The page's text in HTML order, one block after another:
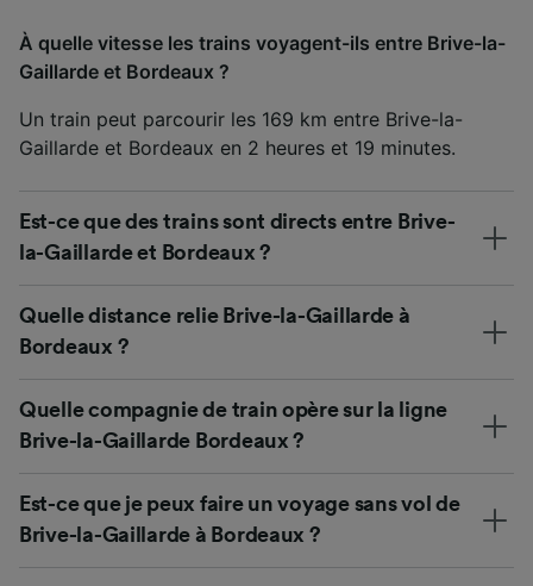
À quelle vitesse les trains voyagent-ils entre Brive-la-
Gaillarde et Bordeaux ?
Un train peut parcourir les 169 km entre Brive-la-
Gaillarde et Bordeaux en 2 heures et 19 minutes.
Est-ce que des trains sont directs entre Brive-
la-Gaillarde et Bordeaux ?
Quelle distance relie Brive-la-Gaillarde à
Bordeaux ?
Quelle compagnie de train opère sur la ligne
Brive-la-Gaillarde Bordeaux ?
Est-ce que je peux faire un voyage sans vol de
Brive-la-Gaillarde à Bordeaux ?